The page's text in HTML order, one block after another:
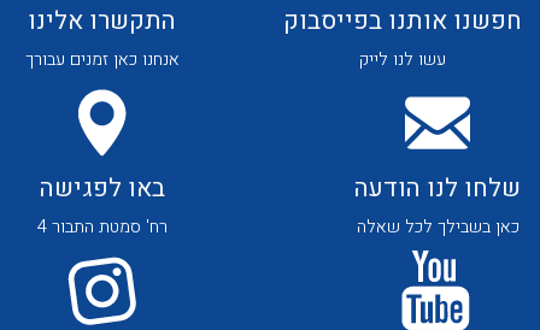
לכל מוצרי היצרן
חפשנו אותנו בפייסבוק
עשו לנו לייק
התקשרו אלינו
אנחנו כאן זמנים עבורך
שלחו לנו הודעה
כאן בשבילך לכל שאלה
באו לפגישה
רח' סמטת התבור 4